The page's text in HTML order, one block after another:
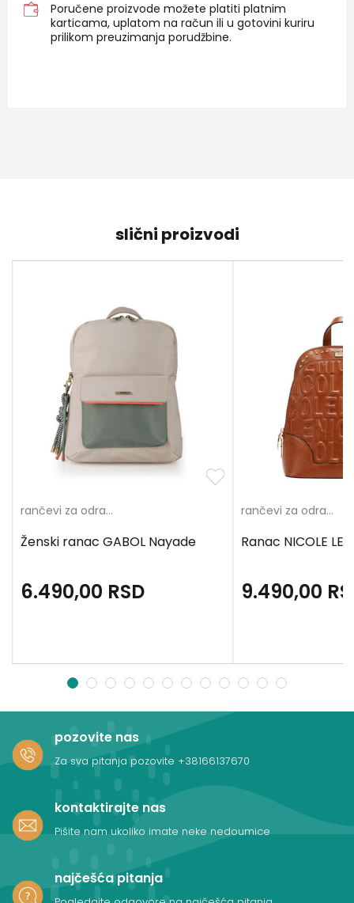
Poručene proizvode možete platiti platnim
karticama, uplatom na račun ili u gotovini kuriru
prilikom preuzimanja porudžbine.
slični proizvodi
rančevi za odrasle
Ženski ranac GABOL Nayade
6.490,00 RSD
rančevi za odrasle
Ranac NICOLE
9.490,00
1 2 3 4 5 6 7 8 9 10 11 12
pozovite nas
Za sva pitanja pozovite +38166137670
kontaktirajte nas
Pišite nam ukoliko imate neke nedoumice
najčešća pitanja